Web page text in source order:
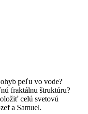
peľu vo vode?
fraktálnu štruktúru?
celú svetovú
a Samuel.